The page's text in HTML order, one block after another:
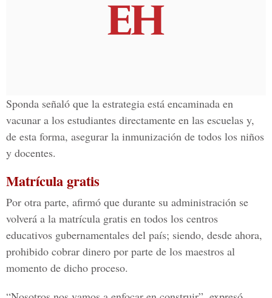
Sponda señaló que la estrategia está encaminada en
vacunar a los estudiantes directamente en las escuelas y,
de esta forma, asegurar la inmunización de todos los niños
y docentes.
Matrícula gratis
Por otra parte, afirmó que durante su administración se
volverá a la matrícula gratis en todos los centros
educativos gubernamentales del país; siendo, desde ahora,
prohibido cobrar dinero por parte de los maestros al
momento de dicho proceso.